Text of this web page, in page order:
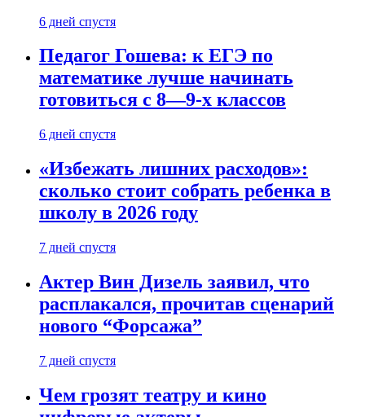
6 дней спустя
Педагог Гошева: к ЕГЭ по
математике лучше начинать
готовиться с 8—9-х классов
6 дней спустя
«Избежать лишних расходов»:
сколько стоит собрать ребенка в
школу в 2026 году
7 дней спустя
Актер Вин Дизель заявил, что
расплакался, прочитав сценарий
нового “Форсажа”
7 дней спустя
Чем грозят театру и кино